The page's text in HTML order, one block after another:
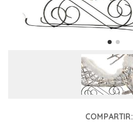
COMPARTIR: